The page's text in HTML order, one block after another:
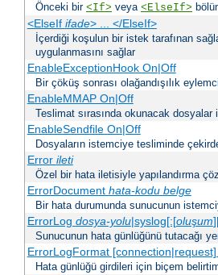
Önceki bir <If> veya <ElseIf>
<ElseIf ifade> ... </ElseIf>
İçerdiği koşulun bir istek tarafınan
uygulanmasını sağlar
EnableExceptionHook On|Off
Bir çöküş sonrası olağandışılık
EnableMMAP On|Off
Teslimat sırasında okunacak
EnableSendfile On|Off
Dosyaların istemciye tesliminde
Error ileti
Özel bir hata iletisiyle yapılandırma
ErrorDocument hata-kodu belge
Bir hata durumunda sunucunun
ErrorLog dosya-yolu|syslog[:[oluşum
Sunucunun hata günlüğünü tutacağı
ErrorLogFormat [connection|request]
Hata günlüğü girdileri için biçem